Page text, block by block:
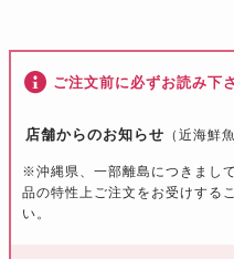
ご注文前に必ずお読み下
店舗からのお知らせ （近海鮮
※沖縄県、一部離島につきまし
品の特性上ご注文をお受けする
い。